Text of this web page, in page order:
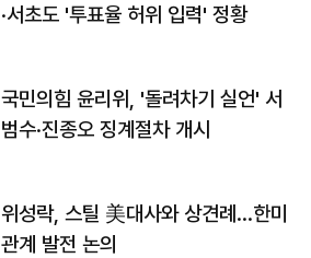
·서초도 '투표율 허위 입력' 정황
국민의힘 윤리위, '돌려차기 실언' 서
범수·진종오 징계절차 개시
위성락, 스틸 美대사와 상견례…한미
관계 발전 논의